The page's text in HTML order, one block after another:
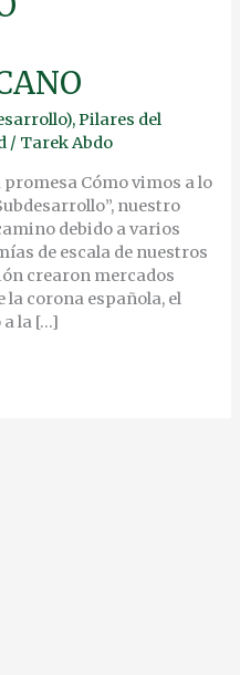
,Pilares del
/ Tarek Abdo
Cómo vimos a lo
nuestro
debido a varios
de escala de nuestros
crearon mercados
corona española, el
la […]